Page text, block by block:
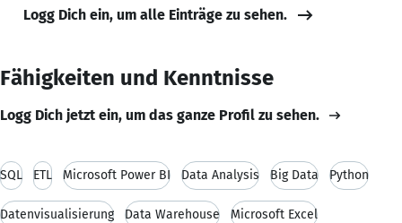
Logg Dich ein, um alle Einträge zu sehen.
Fähigkeiten und Kenntnisse
Logg Dich jetzt ein, um das ganze Profil zu sehen.
SQL ETL Microsoft Power BI Data Analysis Big Data Python
Datenvisualisierung Data Warehouse Microsoft Excel